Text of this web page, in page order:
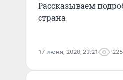
Рассказываем
страна
17 июня, 2020, 23:21 225